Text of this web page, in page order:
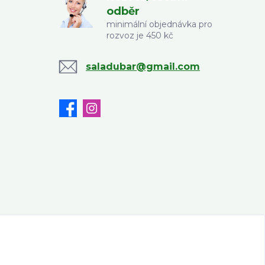
odběr
minimální objednávka pro
rozvoz je 450 kč
saladubar@gmail.com